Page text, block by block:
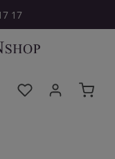
17
Du hast 0